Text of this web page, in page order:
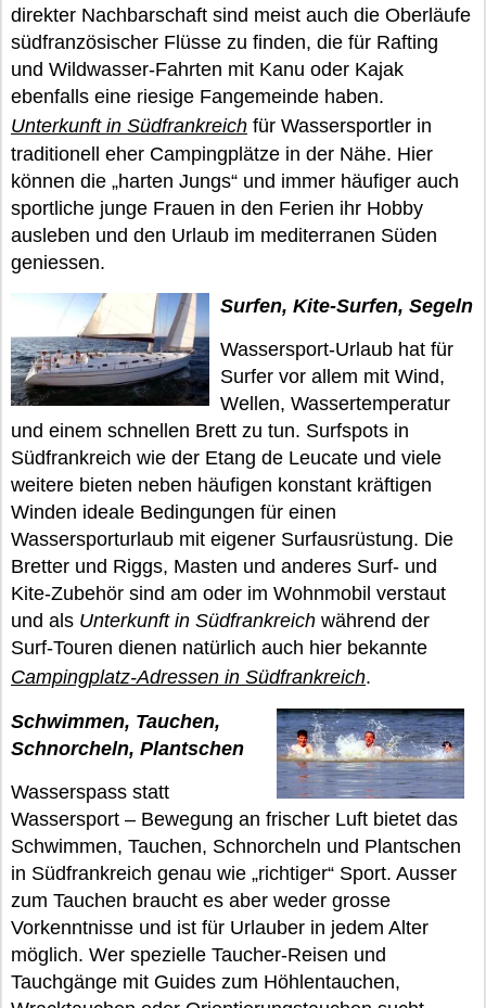
direkter Nachbarschaft sind meist auch die Oberläufe
südfranzösischer Flüsse zu finden, die für Rafting
und Wildwasser-Fahrten mit Kanu oder Kajak
ebenfalls eine riesige Fangemeinde haben.
Unterkunft in Südfrankreich für Wassersportler in
traditionell eher Campingplätze in der Nähe. Hier
können die „harten Jungs“ und immer häufiger auch
sportliche junge Frauen in den Ferien ihr Hobby
ausleben und den Urlaub im mediterranen Süden
geniessen.
Surfen, Kite-Surfen, Segeln
Wassersport-Urlaub hat für
Surfer vor allem mit Wind,
Wellen, Wassertemperatur
und einem schnellen Brett zu tun. Surfspots in
Südfrankreich wie der Etang de Leucate und viele
weitere bieten neben häufigen konstant kräftigen
Winden ideale Bedingungen für einen
Wassersporturlaub mit eigener Surfausrüstung. Die
Bretter und Riggs, Masten und anderes Surf- und
Kite-Zubehör sind am oder im Wohnmobil verstaut
und als Unterkunft in Südfrankreich während der
Surf-Touren dienen natürlich auch hier bekannte
Campingplatz-Adressen in Südfrankreich.
Schwimmen, Tauchen,
Schnorcheln, Plantschen
Wasserspass statt
Wassersport – Bewegung an frischer Luft bietet das
Schwimmen, Tauchen, Schnorcheln und Plantschen
in Südfrankreich genau wie „richtiger“ Sport. Ausser
zum Tauchen braucht es aber weder grosse
Vorkenntnisse und ist für Urlauber in jedem Alter
möglich. Wer spezielle Taucher-Reisen und
Tauchgänge mit Guides zum Höhlentauchen,